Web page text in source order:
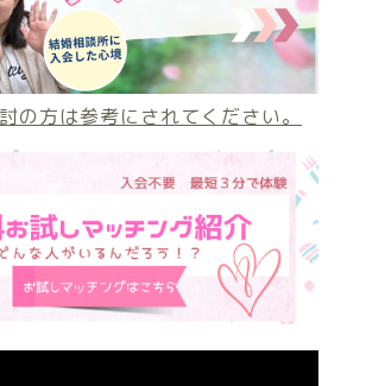
の方は参考にされてください。